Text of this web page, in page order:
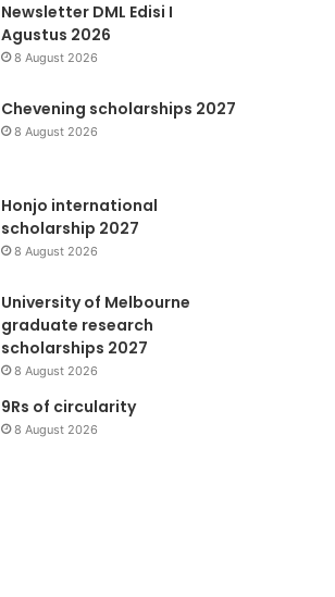
Newsletter DML Edisi I
Agustus 2026
8 August 2026
Chevening scholarships 2027
8 August 2026
Honjo international
scholarship 2027
8 August 2026
University of Melbourne
graduate research
scholarships 2027
8 August 2026
9Rs of circularity
8 August 2026